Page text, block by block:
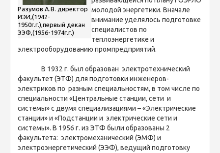
Разумов А.В. директор
ИЭИ,(1942-
1950г.г.),первый декан
ЭЭФ,(1956-1974г.г.)
молодой энергетики. Вначале
внимание уделялось подготовке
специалистов по
теплоэнергетике и
электрооборудованию промпредприятий.
В 1932 г. был образован электротехнический
факультет (ЭТФ) для подготовки инженеров-
электриков по разным специальностям, в том числе по
специальности «Центральные станции, сети и
системы» с двумя специализациями – «Электрические
станции» и «Подстанции и электрические сети и
системы». В 1956 г. из ЭТФ были образованы 2
факультета: электромеханический (ЭМФ) и
электроэнергетический (ЭЭФ), ведущий подготовку